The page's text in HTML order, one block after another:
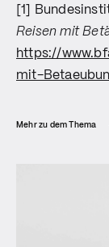
Belgien
Griechenland
Malta
Schweiz
[1]
Reisen mit
https://
mit-
Mehr zu dem Thema